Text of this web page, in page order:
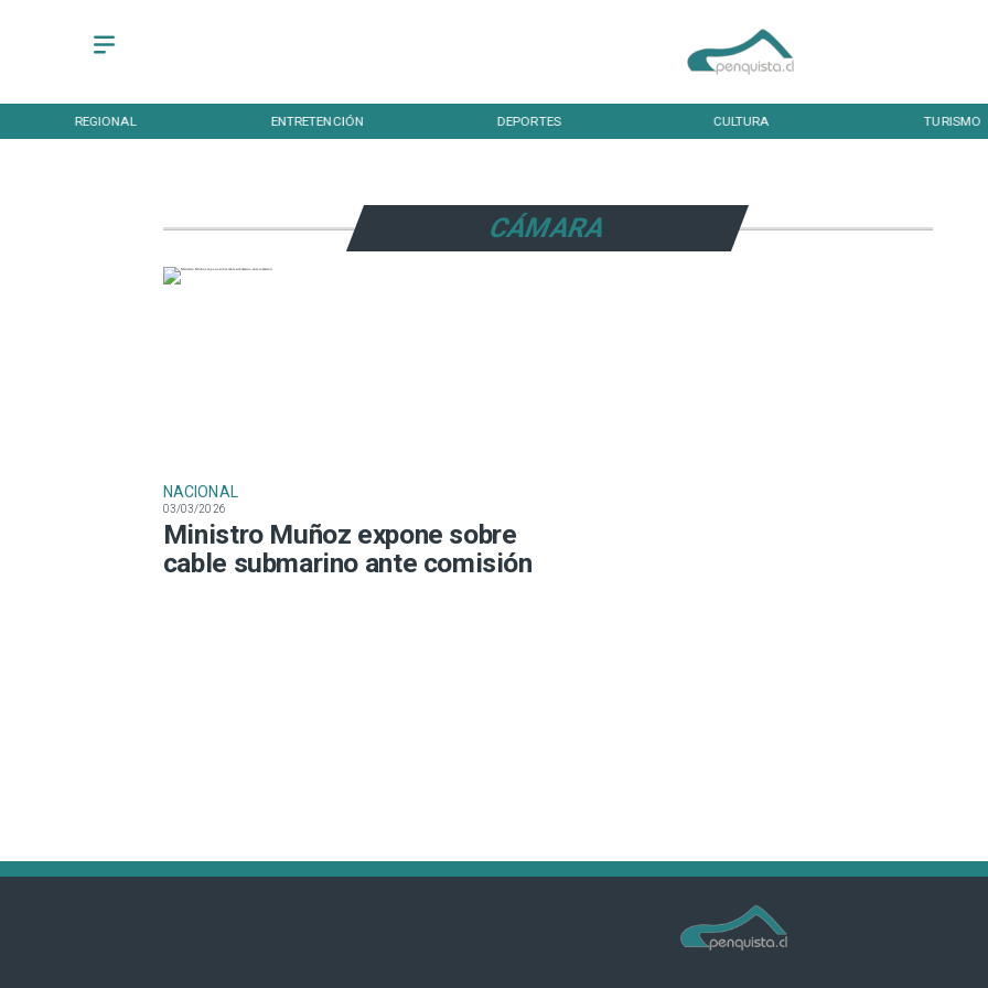
REGIONAL ENTRETENCIÓN DEPORTES CULTURA TURISMO
NACIONAL
03/03/2026
Ministro Muñoz expone sobre
cable submarino ante comisión
CÁMARA